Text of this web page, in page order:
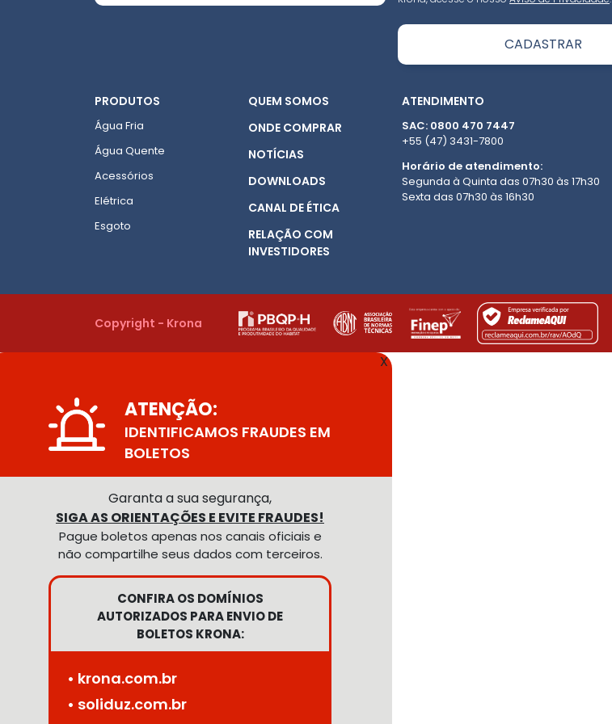
PRODUTOS
Água Fria
Água Quente
Acessórios
Elétrica
Esgoto
QUEM SOMOS
ONDE COMPRAR
NOTÍCIAS
DOWNLOADS
CANAL DE ÉTICA
RELAÇÃO COM
INVESTIDORES
ATENDIMENTO
SAC: 0800 470 7447
+55 (47) 3431-7800
Horário de atendimento:
Segunda à Quinta das 07h30 às 17h30
Sexta das 07h30 às 16h30
Copyright - Krona
X
ATENÇÃO:
IDENTIFICAMOS FRAUDES EM
BOLETOS
Garanta a sua segurança,
SIGA AS ORIENTAÇÕES E EVITE FRAUDES!
Pague boletos apenas nos canais oficiais e
não compartilhe seus dados com terceiros.
CONFIRA OS DOMÍNIOS
AUTORIZADOS PARA ENVIO DE
BOLETOS KRONA:
• krona.com.br
• soliduz.com.br